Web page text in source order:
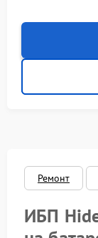
Ремонт
ИБП